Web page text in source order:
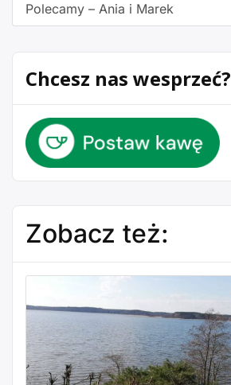
Polecamy – Ania i Marek
Chcesz nas wesprzeć?
Zobacz też: